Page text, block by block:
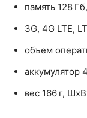
память 128
3G, 4G LTE,
объем
аккумулятор
вес 166 г,